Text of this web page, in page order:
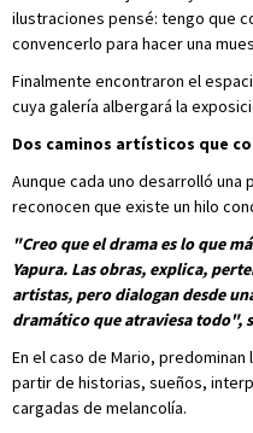
ilustraciones pensé: tengo que
convencerlo para hacer una
Finalmente encontraron el
cuya galería albergará la
Dos caminos artísticos que
Aunque cada uno desarrolló
reconocen que existe un hilo
"Creo que el drama es lo que
Yapura. Las obras, explica,
artistas, pero dialogan desde
dramático que atraviesa todo",
En el caso de Mario,
partir de historias, sueños,
cargadas de melancolía.